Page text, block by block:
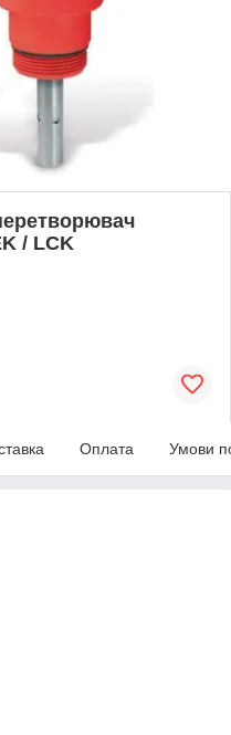
/ LCK
Оплата Умови